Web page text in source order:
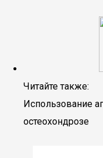
Читайте также:
Использование
остеохондрозе